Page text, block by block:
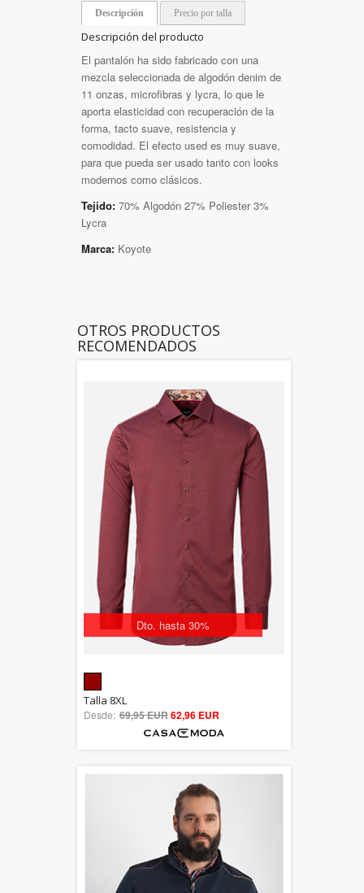
Descripción Precio por talla
Descripción del producto
El pantalón ha sido fabricado con una
mezcla seleccionada de algodón denim de
11 onzas, microfibras y lycra, lo que le
aporta elasticidad con recuperación de la
forma, tacto suave, resistencia y
comodidad. El efecto used es muy suave,
para que pueda ser usado tanto con looks
modernos como clásicos.
Tejido: 70% Algodón 27% Poliester 3%
Lycra
Marca: Koyote
OTROS PRODUCTOS
RECOMENDADOS
Dto. hasta 30%
out of 5
Talla 8XL
Desde: 69,95 EUR62,96 EUR